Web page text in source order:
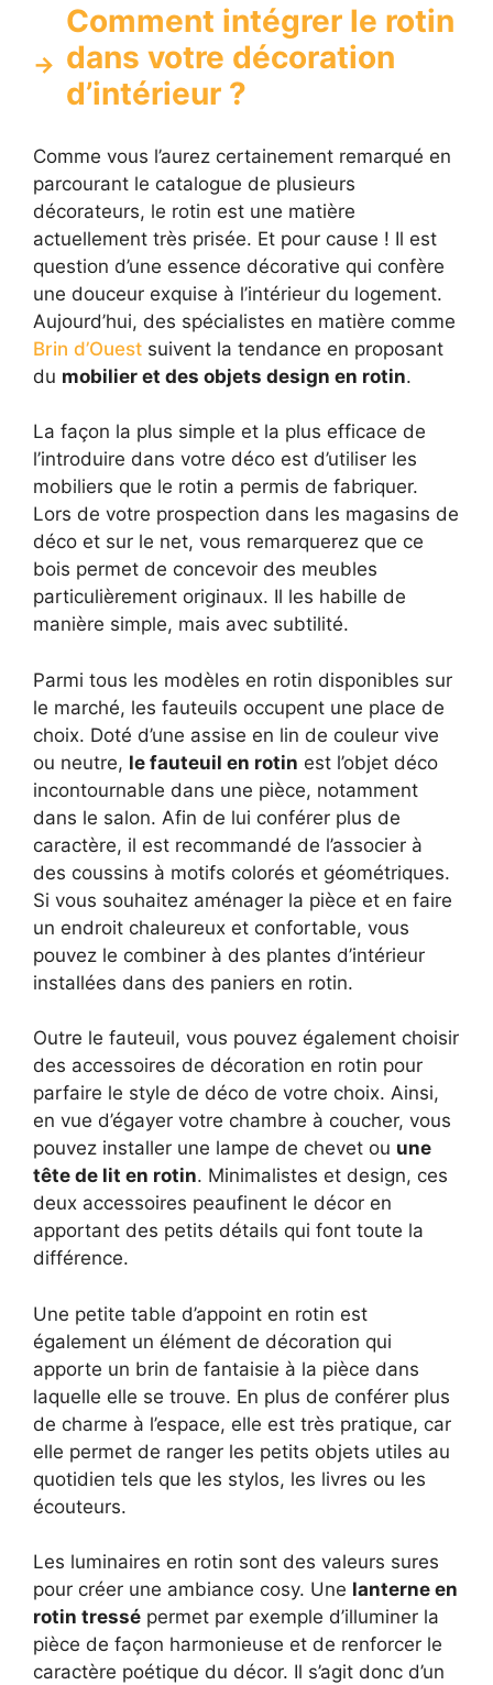
Comment intégrer le rotin
dans votre décoration
d’intérieur ?
Comme vous l’aurez certainement remarqué en
parcourant le catalogue de plusieurs
décorateurs, le rotin est une matière
actuellement très prisée. Et pour cause ! Il est
question d’une essence décorative qui confère
une douceur exquise à l’intérieur du logement.
Aujourd’hui, des spécialistes en matière comme
Brin d’Ouest suivent la tendance en proposant
du mobilier et des objets design en rotin.
La façon la plus simple et la plus efficace de
l’introduire dans votre déco est d’utiliser les
mobiliers que le rotin a permis de fabriquer.
Lors de votre prospection dans les magasins de
déco et sur le net, vous remarquerez que ce
bois permet de concevoir des meubles
particulièrement originaux. Il les habille de
manière simple, mais avec subtilité.
Parmi tous les modèles en rotin disponibles sur
le marché, les fauteuils occupent une place de
choix. Doté d’une assise en lin de couleur vive
ou neutre, le fauteuil en rotin est l’objet déco
incontournable dans une pièce, notamment
dans le salon. Afin de lui conférer plus de
caractère, il est recommandé de l’associer à
des coussins à motifs colorés et géométriques.
Si vous souhaitez aménager la pièce et en faire
un endroit chaleureux et confortable, vous
pouvez le combiner à des plantes d’intérieur
installées dans des paniers en rotin.
Outre le fauteuil, vous pouvez également choisir
des accessoires de décoration en rotin pour
parfaire le style de déco de votre choix. Ainsi,
en vue d’égayer votre chambre à coucher, vous
pouvez installer une lampe de chevet ou une
tête de lit en rotin. Minimalistes et design, ces
deux accessoires peaufinent le décor en
apportant des petits détails qui font toute la
différence.
Une petite table d’appoint en rotin est
également un élément de décoration qui
apporte un brin de fantaisie à la pièce dans
laquelle elle se trouve. En plus de conférer plus
de charme à l’espace, elle est très pratique, car
elle permet de ranger les petits objets utiles au
quotidien tels que les stylos, les livres ou les
écouteurs.
Les luminaires en rotin sont des valeurs sures
pour créer une ambiance cosy. Une lanterne en
rotin tressé permet par exemple d’illuminer la
pièce de façon harmonieuse et de renforcer le
caractère poétique du décor. Il s’agit donc d’un